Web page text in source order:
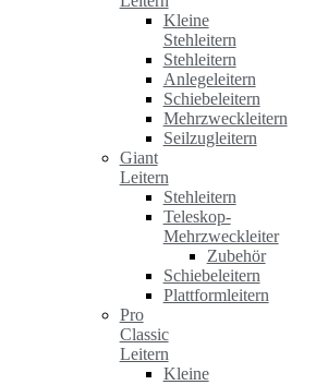
Kleine
Stehleitern
Stehleitern
Anlegeleitern
Schiebeleitern
Mehrzweckleitern
Seilzugleitern
Giant
Leitern
Stehleitern
Teleskop-
Mehrzweckleiter
Zubehör
Schiebeleitern
Plattformleitern
Pro
Classic
Leitern
Kleine